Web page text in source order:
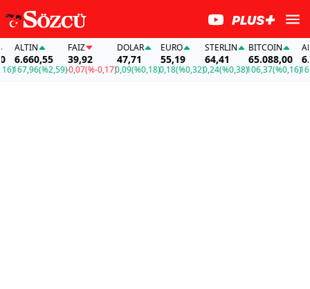
ALTIN
6.660,55
167,96(%2,59)
FAİZ
39,92
-0,07(%-0,17)
DOLAR
47,71
0,09(%0,18)
EURO
55,19
0,18(%0,32)
STERLIN
64,41
0,24(%0,38)
BITCOIN
65.088,00
106,37(%0,16)